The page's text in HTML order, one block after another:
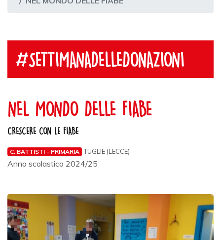
#SETTIMANADELLEDONAZIONI
NEL MONDO DELLE FIABE
CRESCERE CON LE FIABE
C. BATTISTI - PRIMARIA TUGLIE (LECCE)
Anno scolastico 2024/25